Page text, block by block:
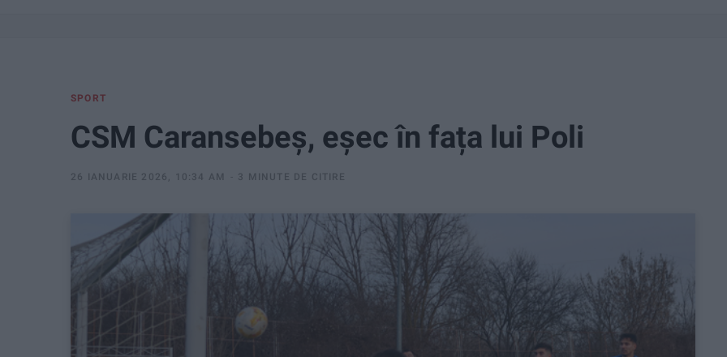
SPORT
CSM Caransebeș, eșec în fața lui Poli
26 IANUARIE 2026, 10:34 AM 3 MINUTE DE CITIRE